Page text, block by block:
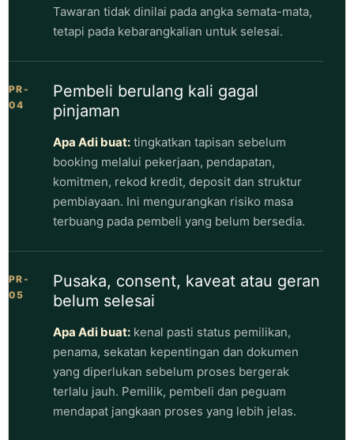
Tawaran tidak dinilai pada angka semata-mata,
tetapi pada kebarangkalian untuk selesai.
PR-
04
Pembeli berulang kali gagal
pinjaman
Apa Adi buat: tingkatkan tapisan sebelum
booking melalui pekerjaan, pendapatan,
komitmen, rekod kredit, deposit dan struktur
pembiayaan. Ini mengurangkan risiko masa
terbuang pada pembeli yang belum bersedia.
PR-
05
Pusaka, consent, kaveat atau geran
belum selesai
Apa Adi buat: kenal pasti status pemilikan,
penama, sekatan kepentingan dan dokumen
yang diperlukan sebelum proses bergerak
terlalu jauh. Pemilik, pembeli dan peguam
mendapat jangkaan proses yang lebih jelas.